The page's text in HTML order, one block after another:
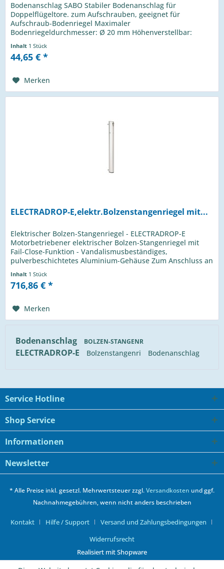
Bodenanschlag SABO Stabiler Bodenanschlag für
Doppelflügeltore. zum Aufschrauben, geeignet für
Aufschraub-Bodenriegel Maximaler
Bodenriegeldurchmesser: Ø 20 mm Höhenverstellbar:
Inhalt 1 Stück
44,65 € *
Merken
ELECTRADROP-E,elektr.Bolzenstangenriegel mit...
Elektrischer Bolzen-Stangenriegel - ELECTRADROP-E
Motorbetriebener elektrischer Bolzen-Stangenriegel mit
Fail-Close-Funktion - Vandalismusbeständiges,
pulverbeschichtetes Aluminium-Gehäuse Zum Anschluss an
Inhalt 1 Stück
716,86 € *
Merken
Bodenanschlag BOLZEN-STANGENR
ELECTRADROP-E Bolzenstangenri Bodenanschlag
Service Hotline
Shop Service
Informationen
Newsletter
* Alle Preise inkl. gesetzl. Mehrwertsteuer zzgl.Versandkosten und ggf.
Nachnahmegebühren, wenn nicht anders beschrieben
Kontakt Hilfe / Support
Versand und Zahlungsbedingungen
Widerrufsrecht
Realisiert mit Shopware